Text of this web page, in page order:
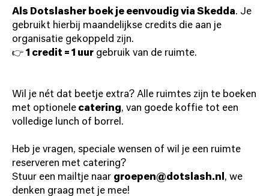
Als Dotslasher boek je eenvoudig via Skedda. Je
gebruikt hierbij maandelijkse credits die aan je
organisatie gekoppeld zijn.
👉 1 credit = 1 uurgebruik van de ruimte.
Wil je nét dat beetje extra? Alle ruimtes zijn te boeken
met optionelecatering, van goede koffie tot een
volledige lunch of borrel.
Heb je vragen, speciale wensen of wil je een ruimte
reserveren met catering?
Stuur een mailtje naar groepen@dotslash.nl , we
denken graag met je mee!